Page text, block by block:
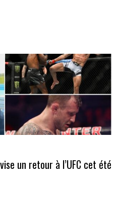
un retour à l’UFC cet été